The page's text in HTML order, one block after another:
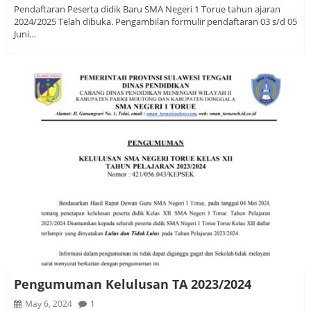
Pendaftaran Peserta didik Baru SMA Negeri 1 Torue tahun ajaran
2024/2025 Telah dibuka. Pengambilan formulir pendaftaran 03 s/d 05
Juni…
Pengumuman Kelulusan TA 2023/2024
May 6, 2024 1